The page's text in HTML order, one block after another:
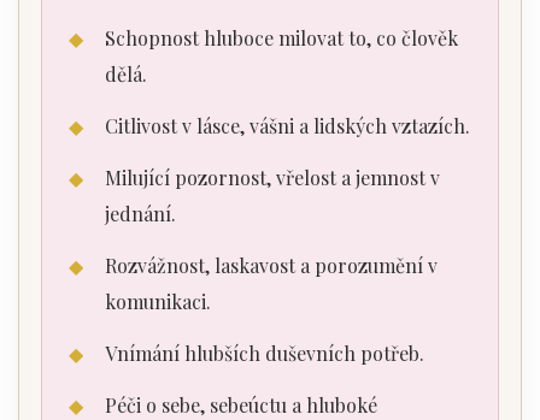
◆
Schopnost hluboce milovat to, co člověk
dělá.
◆ Citlivost v lásce, vášni a lidských vztazích.
◆
Milující pozornost, vřelost a jemnost v
jednání.
◆
Rozvážnost, laskavost a porozumění v
komunikaci.
◆ Vnímání hlubších duševních potřeb.
◆
Péči o sebe, sebeúctu a hluboké